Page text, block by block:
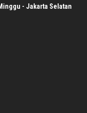
- Jakarta Selatan